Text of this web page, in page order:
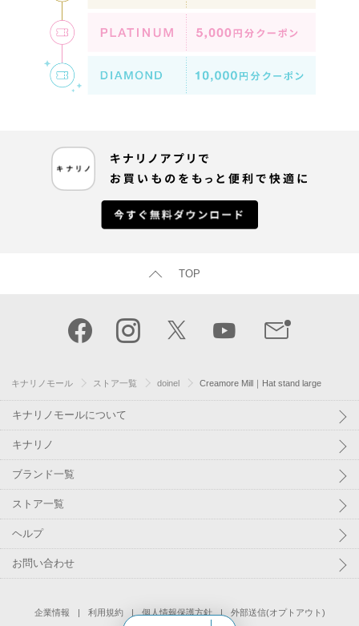
TOP
キナリノモール ストア一覧 doinel Creamore Mill｜Hat stand large
キナリノモールについて
キナリノ
ブランド一覧
ストア一覧
ヘルプ
お問い合わせ
企業情報 利用規約 個人情報保護方針 外部送信(オプトアウト)